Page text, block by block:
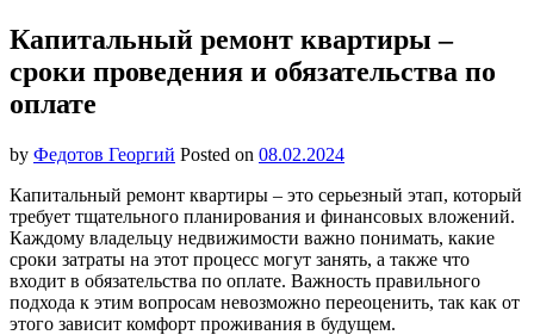
Капитальный ремонт квартиры –
сроки проведения и обязательства по
оплате
by Федотов Георгий Posted on 08.02.2024
Капитальный ремонт квартиры – это серьезный этап, который
требует тщательного планирования и финансовых вложений.
Каждому владельцу недвижимости важно понимать, какие
сроки затраты на этот процесс могут занять, а также что
входит в обязательства по оплате. Важность правильного
подхода к этим вопросам невозможно переоценить, так как от
этого зависит комфорт проживания в будущем.